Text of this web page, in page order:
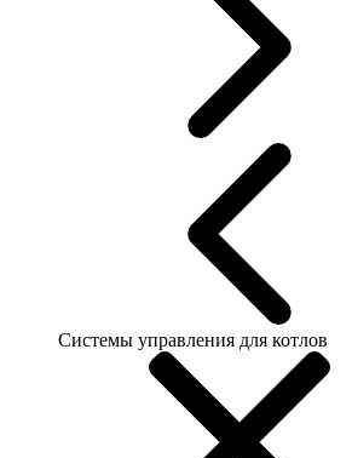
Системы управления для котлов